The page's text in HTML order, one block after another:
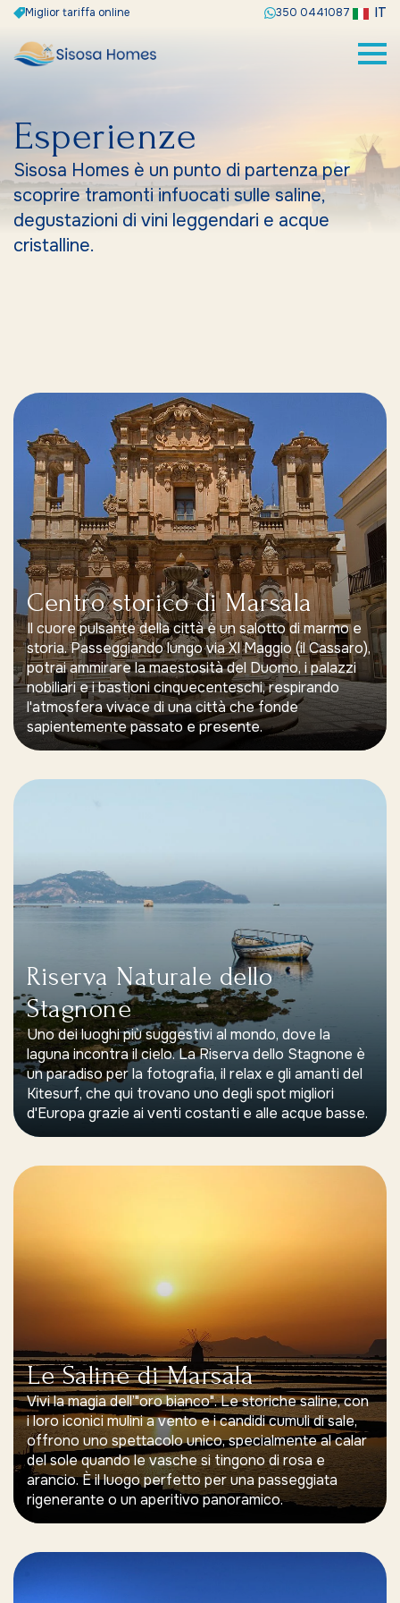
Miglior tariffa online 350 0441087 IT
Esperienze
Sisosa Homes è un punto di partenza per
scoprire tramonti infuocati sulle saline,
degustazioni di vini leggendari e acque
cristalline.
Centro storico di Marsala
Il cuore pulsante della città è un salotto di marmo e
storia. Passeggiando lungo via XI Maggio (il Cassaro),
potrai ammirare la maestosità del Duomo, i palazzi
nobiliari e i bastioni cinquecenteschi, respirando
l'atmosfera vivace di una città che fonde
sapientemente passato e presente.
Riserva Naturale dello
Stagnone
Uno dei luoghi più suggestivi al mondo, dove la
laguna incontra il cielo. La Riserva dello Stagnone è
un paradiso per la fotografia, il relax e gli amanti del
Kitesurf, che qui trovano uno degli spot migliori
d'Europa grazie ai venti costanti e alle acque basse.
Le Saline di Marsala
Vivi la magia dell’"oro bianco". Le storiche saline, con
i loro iconici mulini a vento e i candidi cumuli di sale,
offrono uno spettacolo unico, specialmente al calar
del sole quando le vasche si tingono di rosa e
arancio. È il luogo perfetto per una passeggiata
rigenerante o un aperitivo panoramico.